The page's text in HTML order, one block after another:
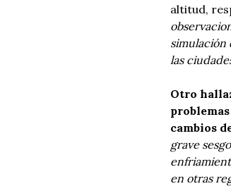
altitud,
simulación
las
Otro
cambios
grave
en otras